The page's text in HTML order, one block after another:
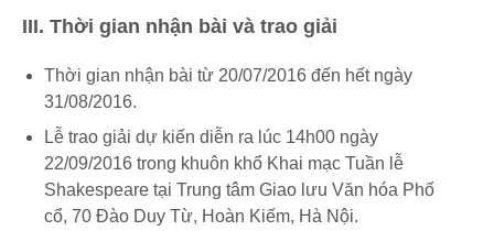
III. Thời gian nhận bài và trao giải
Thời gian nhận bài từ 20/07/2016 đến hết ngày
31/08/2016.
Lễ trao giải dự kiến diễn ra lúc 14h00 ngày
22/09/2016 trong khuôn khổ Khai mạc Tuần lễ
Shakespeare tại Trung tâm Giao lưu Văn hóa Phố
cổ, 70 Đào Duy Từ, Hoàn Kiếm, Hà Nội.